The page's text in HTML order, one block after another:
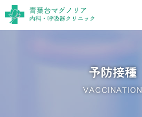
予防接種
VACCINATION